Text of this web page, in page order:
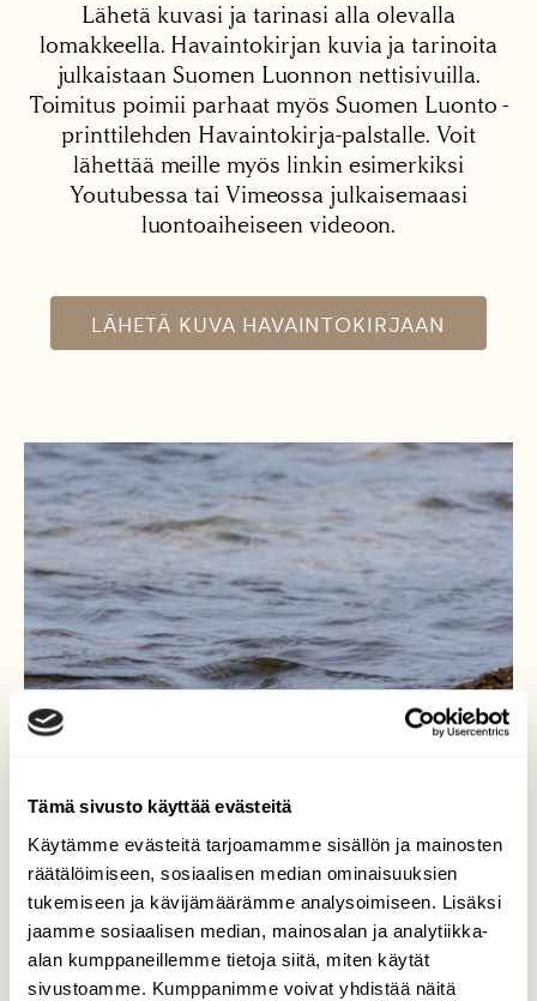
Tämä sivusto käyttää evästeitä
Käytämme evästeitä tarjoamamme sisällön ja mainosten
räätälöimiseen, sosiaalisen median ominaisuuksien
tukemiseen ja kävijämäärämme analysoimiseen. Lisäksi
jaamme sosiaalisen median, mainosalan ja analytiikka-
alan kumppaneillemme tietoja siitä, miten käytät
sivustoamme. Kumppanimme voivat yhdistää näitä
Lähetä kuvasi ja tarinasi alla olevalla
lomakkeella. Havaintokirjan kuvia ja tarinoita
julkaistaan Suomen Luonnon nettisivuilla.
Toimitus poimii parhaat myös Suomen Luonto -
printtilehden Havaintokirja-palstalle. Voit
lähettää meille myös linkin esimerkiksi
Youtubessa tai Vimeossa julkaisemaasi
luontoaiheiseen videoon.
LÄHETÄ KUVA HAVAINTOKIRJAAN